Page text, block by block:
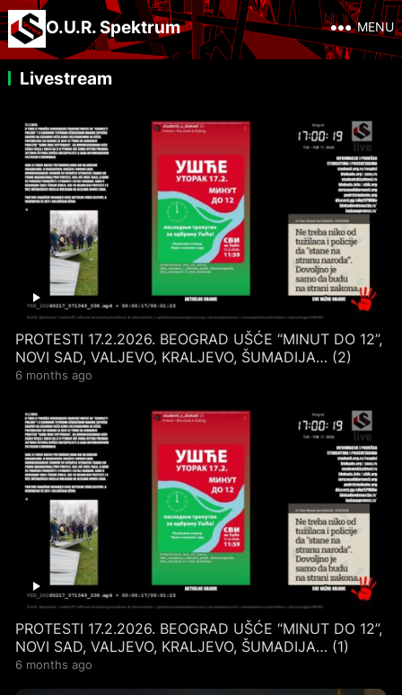
O.U.R. Spektrum MENU
Livestream
PROTESTI 17.2.2026. BEOGRAD UŠĆE “MINUT DO 12”,
NOVI SAD, VALJEVO, KRALJEVO, ŠUMADIJA… (2)
6 months ago
PROTESTI 17.2.2026. BEOGRAD UŠĆE “MINUT DO 12”,
NOVI SAD, VALJEVO, KRALJEVO, ŠUMADIJA… (1)
6 months ago